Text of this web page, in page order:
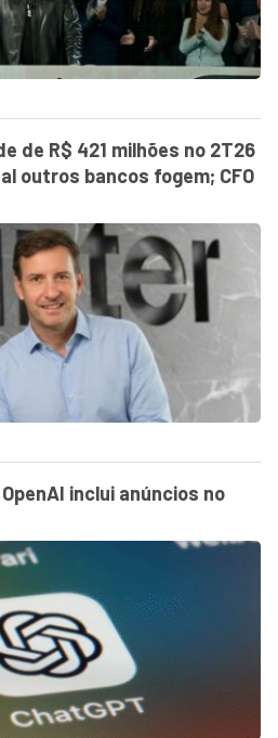
de R$ 421 milhões no 2T26
outros bancos fogem; CFO
inclui anúncios no